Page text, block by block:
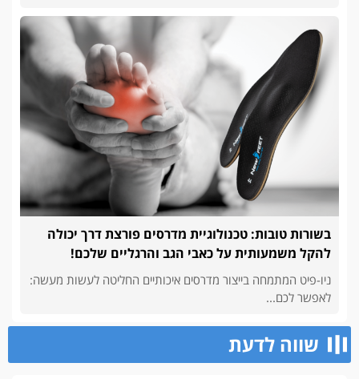
בשורות טובות: טכנולוגיית מדרסים פורצת דרך יכולה
להקל משמעותית על כאבי הגב והרגליים שלכם!
ניו-פיט המתמחה בייצור מדרסים איכותיים החליטה לעשות מעשה:
לאפשר לכם...
שווה לדעת